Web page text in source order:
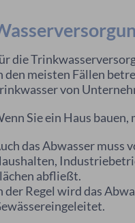
die
den meisten Fällen
von
Sie ein Haus
das Abwasser muss
abfließt.
der Regel wird das